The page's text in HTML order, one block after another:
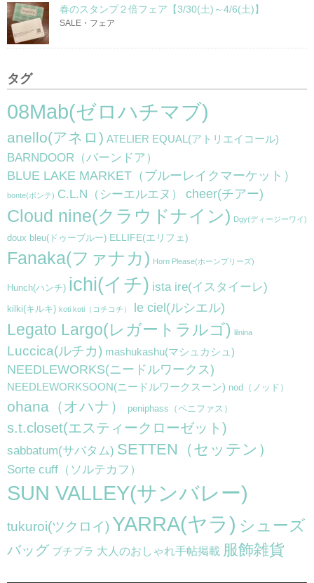
春のスタンプ２倍フェア【3/30(土)～4/6(土)】
SALE・フェア
タグ
08Mab(ゼロハチマブ)
anello(アネロ) ATELIER EQUAL(アトリエイコール)
BARNDOOR（バーンドア）
BLUE LAKE MARKET（ブルーレイクマーケット）
bonte(ボンテ) C.L.N（シーエルエヌ） cheer(チアー)
Cloud nine(クラウドナイン) Dgy(ディージーワイ)
doux bleu(ドゥーブルー) ELLIFE(エリフェ)
Fanaka(ファナカ) Horn Please(ホーンプリーズ)
Hunch(ハンチ) ichi(イチ) ista ire(イスタイーレ)
kilki(キルキ) koti koti（コチコチ） le ciel(ルシエル)
Legato Largo(レガートラルゴ) lilnina
Luccica(ルチカ) mashukashu(マシュカシュ)
NEEDLEWORKS(ニードルワークス)
NEEDLEWORKSOON(ニードルワークスーン) nod（ノッド）
ohana（オハナ） peniphass（ペニファス）
s.t.closet(エスティークローゼット)
sabbatum(サバタム) SETTEN（セッテン）
Sorte cuff（ソルテカフ）
SUN VALLEY(サンバレー)
tukuroi(ツクロイ) YARRA(ヤラ) シューズ
バッグ プチプラ 大人のおしゃれ手帖掲載 服飾雑貨